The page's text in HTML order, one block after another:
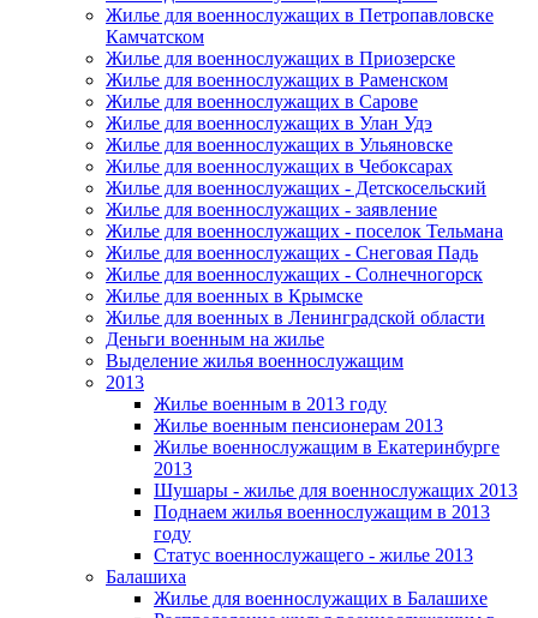
Жилье для военнослужащих в Петропавловске
Камчатском
Жилье для военнослужащих в Приозерске
Жилье для военнослужащих в Раменском
Жилье для военнослужащих в Сарове
Жилье для военнослужащих в Улан Удэ
Жилье для военнослужащих в Ульяновске
Жилье для военнослужащих в Чебоксарах
Жилье для военнослужащих - Детскосельский
Жилье для военнослужащих - заявление
Жилье для военнослужащих - поселок Тельмана
Жилье для военнослужащих - Снеговая Падь
Жилье для военнослужащих - Солнечногорск
Жилье для военных в Крымске
Жилье для военных в Ленинградской области
Деньги военным на жилье
Выделение жилья военнослужащим
2013
Жилье военным в 2013 году
Жилье военным пенсионерам 2013
Жилье военнослужащим в Екатеринбурге
2013
Шушары - жилье для военнослужащих 2013
Поднаем жилья военнослужащим в 2013
году
Статус военнослужащего - жилье 2013
Балашиха
Жилье для военнослужащих в Балашихе